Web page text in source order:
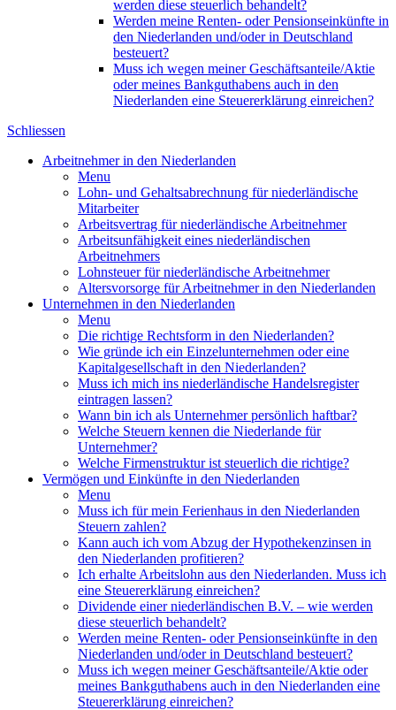
werden diese steuerlich behandelt?
Werden meine Renten- oder Pensionseinkünfte in
den Niederlanden und/oder in Deutschland
besteuert?
Muss ich wegen meiner Geschäftsanteile/Aktie
oder meines Bankguthabens auch in den
Niederlanden eine Steuererklärung einreichen?
Schliessen
Arbeitnehmer in den Niederlanden
Menu
Lohn- und Gehaltsabrechnung für niederländische
Mitarbeiter
Arbeitsvertrag für niederländische Arbeitnehmer
Arbeitsunfähigkeit eines niederländischen
Arbeitnehmers
Lohnsteuer für niederländische Arbeitnehmer
Altersvorsorge für Arbeitnehmer in den Niederlanden
Unternehmen in den Niederlanden
Menu
Die richtige Rechtsform in den Niederlanden?
Wie gründe ich ein Einzelunternehmen oder eine
Kapitalgesellschaft in den Niederlanden?
Muss ich mich ins niederländische Handelsregister
eintragen lassen?
Wann bin ich als Unternehmer persönlich haftbar?
Welche Steuern kennen die Niederlande für
Unternehmer?
Welche Firmenstruktur ist steuerlich die richtige?
Vermögen und Einkünfte in den Niederlanden
Menu
Muss ich für mein Ferienhaus in den Niederlanden
Steuern zahlen?
Kann auch ich vom Abzug der Hypothekenzinsen in
den Niederlanden profitieren?
Ich erhalte Arbeitslohn aus den Niederlanden. Muss ich
eine Steuererklärung einreichen?
Dividende einer niederländischen B.V. – wie werden
diese steuerlich behandelt?
Werden meine Renten- oder Pensionseinkünfte in den
Niederlanden und/oder in Deutschland besteuert?
Muss ich wegen meiner Geschäftsanteile/Aktie oder
meines Bankguthabens auch in den Niederlanden eine
Steuererklärung einreichen?